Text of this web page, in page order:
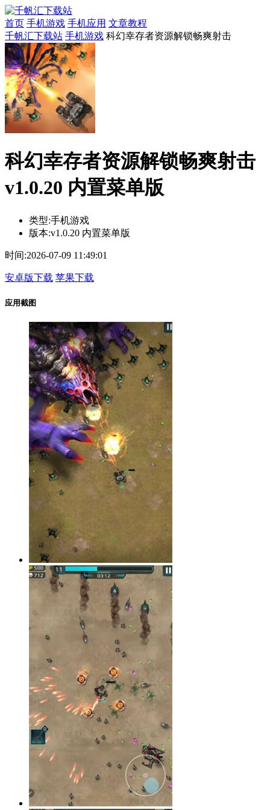
首页 手机游戏 手机应用 文章教程
千帆汇下载站 手机游戏 科幻幸存者资源解锁畅爽射击
科幻幸存者资源解锁畅爽射击
v1.0.20 内置菜单版
类型:手机游戏
版本:v1.0.20 内置菜单版
时间:2026-07-09 11:49:01
安卓版下载 苹果下载
应用截图